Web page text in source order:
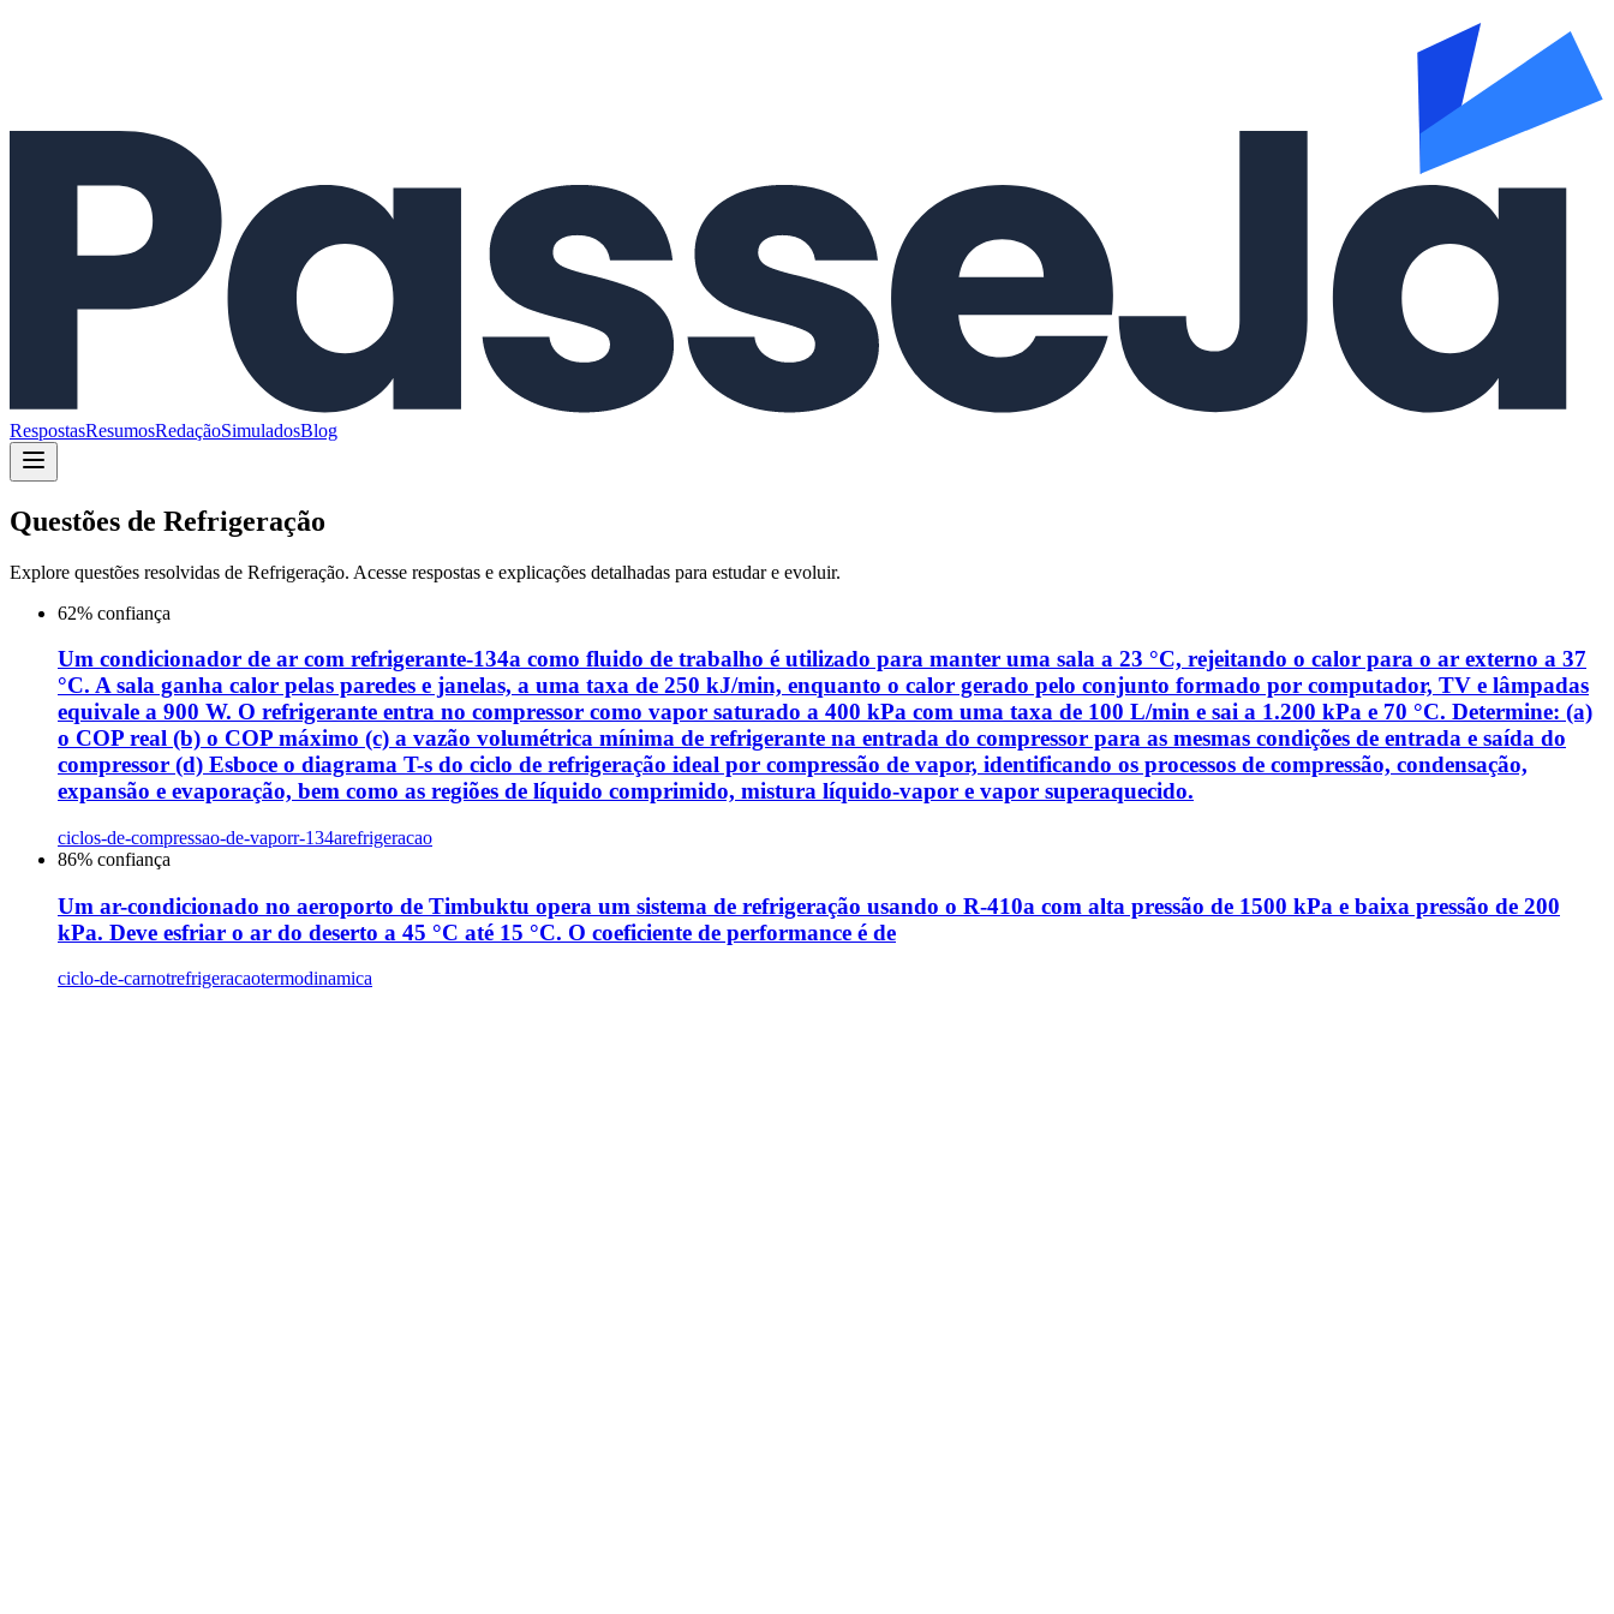
RespostasResumosRedaçãoSimuladosBlog
Questões de Refrigeração
Explore questões resolvidas de Refrigeração. Acesse respostas e explicações detalhadas para estudar e evoluir.
62% confiança
Um condicionador de ar com refrigerante-134a como fluido de trabalho é utilizado para manter uma sala a 23 °C, rejeitando o calor para o ar externo a 37
°C. A sala ganha calor pelas paredes e janelas, a uma taxa de 250 kJ/min, enquanto o calor gerado pelo conjunto formado por computador, TV e lâmpadas
equivale a 900 W. O refrigerante entra no compressor como vapor saturado a 400 kPa com uma taxa de 100 L/min e sai a 1.200 kPa e 70 °C. Determine: (a)
o COP real (b) o COP máximo (c) a vazão volumétrica mínima de refrigerante na entrada do compressor para as mesmas condições de entrada e saída do
compressor (d) Esboce o diagrama T-s do ciclo de refrigeração ideal por compressão de vapor, identificando os processos de compressão, condensação,
expansão e evaporação, bem como as regiões de líquido comprimido, mistura líquido-vapor e vapor superaquecido.
ciclos-de-compressao-de-vaporr-134arefrigeracao
86% confiança
Um ar-condicionado no aeroporto de Timbuktu opera um sistema de refrigeração usando o R-410a com alta pressão de 1500 kPa e baixa pressão de 200
kPa. Deve esfriar o ar do deserto a 45 °C até 15 °C. O coeficiente de performance é de
ciclo-de-carnotrefrigeracaotermodinamica